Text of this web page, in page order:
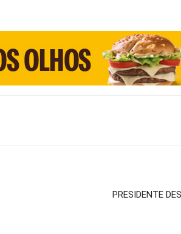
PRESIDENTE